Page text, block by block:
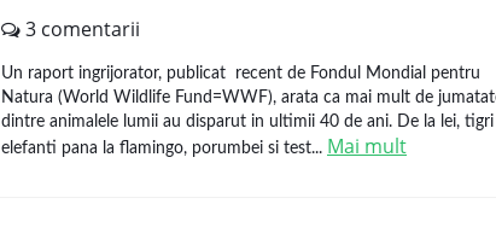
3 comentarii
Un raport ingrijorator, publicat recent de Fondul Mondial pentru
Natura (World Wildlife Fund=WWF), arata ca mai mult de
dintre animalele lumii au disparut in ultimii 40 de ani. De la lei, tigri
elefanti pana la flamingo, porumbei si test... Mai mult